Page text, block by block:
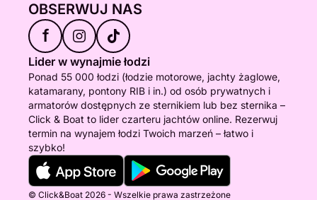
OBSERWUJ NAS
f
Lider w wynajmie łodzi
Ponad 55 000 łodzi (łodzie motorowe, jachty żaglowe,
katamarany, pontony RIB i in.) od osób prywatnych i
armatorów dostępnych ze sternikiem lub bez sternika –
Click & Boat to lider czarteru jachtów online. Rezerwuj
termin na wynajem łodzi Twoich marzeń – łatwo i
szybko!
© Click&Boat 2026 - Wszelkie prawa zastrzeżone